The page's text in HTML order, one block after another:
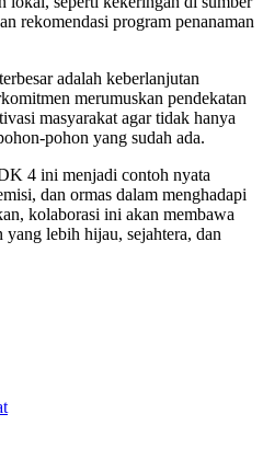
rekomendasi program penanaman
adalah keberlanjutan
merumuskan pendekatan
masyarakat agar tidak hanya
pohon yang sudah ada.
4 ini menjadi contoh nyata
dan ormas dalam menghadapi
kolaborasi ini akan membawa
yang lebih hijau, sejahtera, dan